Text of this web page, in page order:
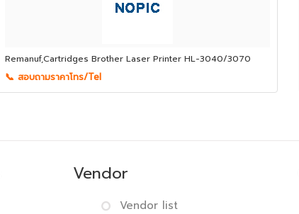
Remanuf,Cartridges Brother Laser Printer HL-3040/3070
📞 สอบถามราคาโทร/Tel
Vendor
Vendor list